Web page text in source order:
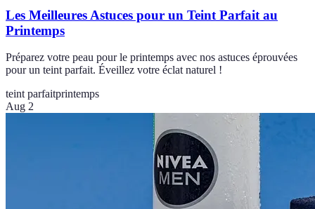
Les Meilleures Astuces pour un Teint Parfait au
Printemps
Préparez votre peau pour le printemps avec nos astuces éprouvées
pour un teint parfait. Éveillez votre éclat naturel !
teint parfaitprintemps
Aug 2